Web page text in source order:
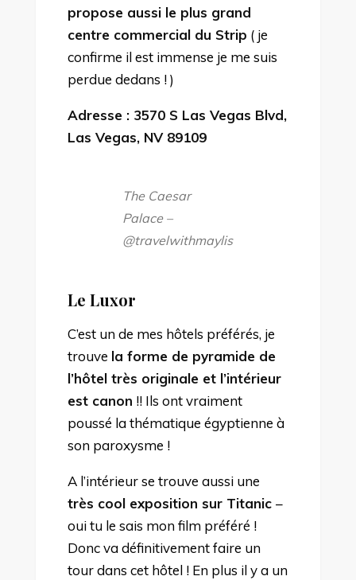
propose aussi le plus grand
centre commercial du Strip ( je
confirme il est immense je me suis
perdue dedans ! )
Adresse : 3570 S Las Vegas Blvd,
Las Vegas, NV 89109
The Caesar
Palace –
@travelwithmaylis
Le Luxor
C’est un de mes hôtels préférés, je
trouve la forme de pyramide de
l’hôtel très originale et l’intérieur
est canon !! Ils ont vraiment
poussé la thématique égyptienne à
son paroxysme !
A l’intérieur se trouve aussi une
très cool exposition sur Titanic –
oui tu le sais mon film préféré !
Donc va définitivement faire un
tour dans cet hôtel ! En plus il y a un